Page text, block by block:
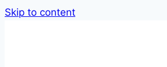
Skip to content